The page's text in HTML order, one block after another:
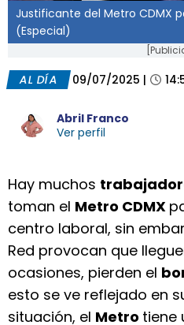
Justificante del Metro CDMX
(Especial)
AL DÍA 09/07/2025 |
Abril Franco
Ver perfil
Hay muchos
toman el Metro CDMX
centro laboral, sin
Red provocan que
ocasiones, pierden el
esto se ve reflejado en
situación, el Metro tiene